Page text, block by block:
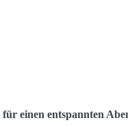
für einen entspannten